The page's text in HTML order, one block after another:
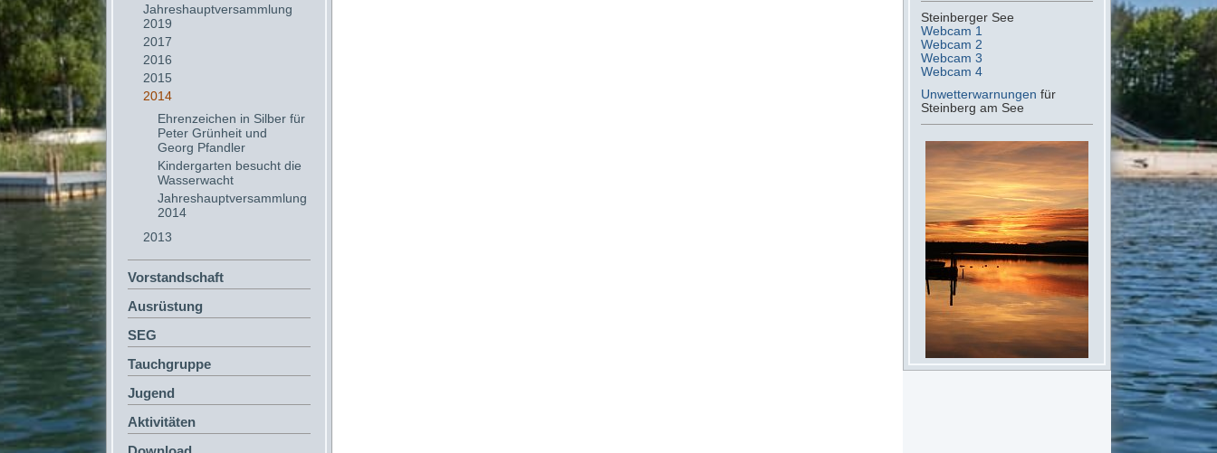
Jahreshauptversammlung
2019
2017
2016
2015
2014
Ehrenzeichen in Silber für
Peter Grünheit und
Georg Pfandler
Kindergarten besucht die
Wasserwacht
Jahreshauptversammlung
2014
2013
Vorstandschaft
Ausrüstung
SEG
Tauchgruppe
Jugend
Aktivitäten
Steinberger See
Webcam 1
Webcam 2
Webcam 3
Webcam 4
Unwetterwarnungen für
Steinberg am See